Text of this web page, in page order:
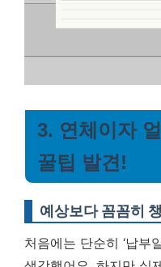
3. 연체이자
꿀팁 발견!
예상보다 꼼꼼히
처음에는 단순히 ‘납부